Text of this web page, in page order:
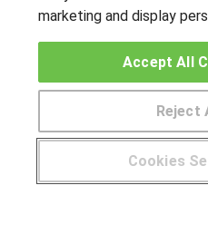
Muro de los idiomas
Locos por las becas
CENTROS DE FORMACIÓN
Publicar cursos
marketing and display
Cookies
Reject
Accept All